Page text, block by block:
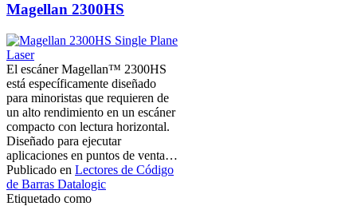
Magellan 2300HS
El escáner Magellan™ 2300HS
está específicamente diseñado
para minoristas que requieren de
un alto rendimiento en un escáner
compacto con lectura horizontal.
Diseñado para ejecutar
aplicaciones en puntos de venta…
Publicado en Lectores de Código
de Barras Datalogic
Etiquetado como